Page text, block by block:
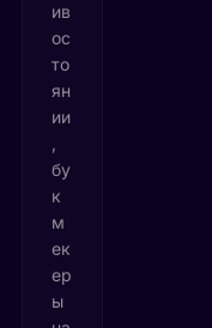
ив
ос
то
ян
ии
бу
к
м
ек
ер
ы